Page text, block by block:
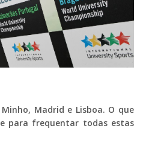
Madrid e Lisboa. O que
para frequentar todas estas